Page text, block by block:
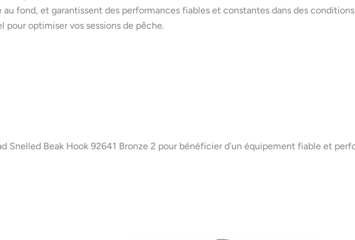
fond, et garantissent des performances fiables et constantes dans des
optimiser vos sessions de pêche.
Beak Hook 92641 Bronze 2 pour bénéficier d’un équipement fiable et